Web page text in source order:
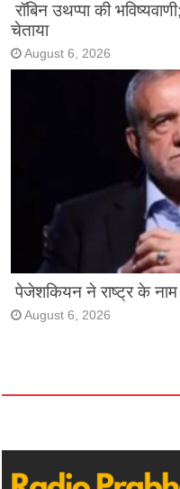
रॉबिन उथप्पा की
चेताया
August 6, 2026
पेजेशकियन ने राष्ट्र के नाम
August 6, 2026